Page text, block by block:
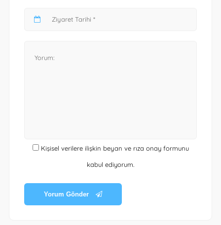
Kişisel verilere ilişkin beyan ve rıza onay formunu
kabul ediyorum.
Yorum Gönder